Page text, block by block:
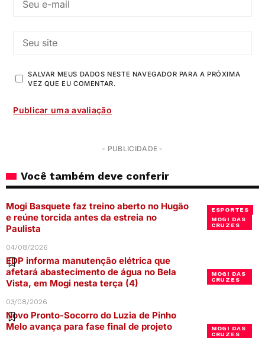
SALVAR MEUS DADOS NESTE NAVEGADOR PARA A PRÓXIMA
VEZ QUE EU COMENTAR.
- PUBLICIDADE -
Você também deve conferir
ESPORTES
MOGI DAS
CRUZES
Mogi Basquete faz treino aberto no Hugão
e reúne torcida antes da estreia no
Paulista
04/08/2026
MOGI DAS
CRUZES
EDP informa manutenção elétrica que
afetará abastecimento de água no Bela
Vista, em Mogi nesta terça (4)
03/08/2026
MOGI DAS
CRUZES
Novo Pronto-Socorro do Luzia de Pinho
Melo avança para fase final de projeto